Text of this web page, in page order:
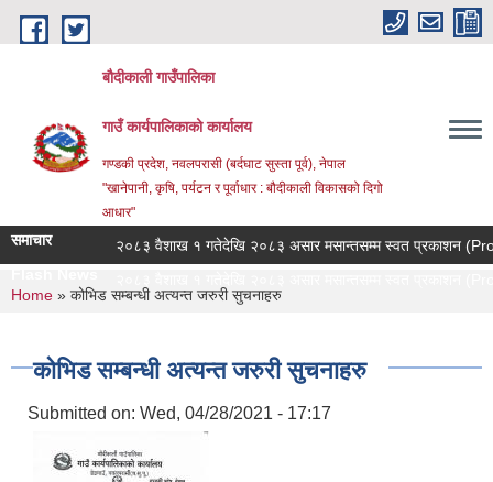
Skip to main content
बौदीकाली गाउँपालिका
गाउँ कार्यपालिकाको कार्यालय
गण्डकी प्रदेश, नवलपरासी (बर्दघाट सुस्ता पूर्व), नेपाल
"खानेपानी, कृषि, पर्यटन र पूर्वाधार : बौदीकाली विकासको दिगो
आधार"
समाचार
२०८३ वैशाख १ गतेदेखि २०८३ असार मसान्तसम्म स्वत प्रकाशन
You are here
Home » कोभिड सम्बन्धी अत्यन्त जरुरी सुचनाहरु
कोभिड सम्बन्धी अत्यन्त जरुरी सुचनाहरु
Submitted on: Wed, 04/28/2021 - 17:17